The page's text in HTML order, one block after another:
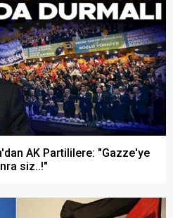
AK Partililere: "Gazze'ye
siz..!"